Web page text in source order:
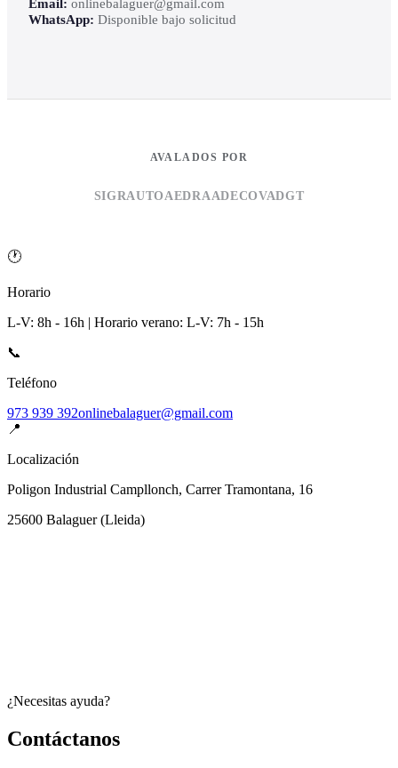
WhatsApp: Disponible bajo solicitud
AVALADOS POR
SIGRAUTOAEDRAADECOVADGT
🕐
Horario
L-V: 8h - 16h | Horario verano: L-V: 7h - 15h
📞
Teléfono
973 939 392onlinebalaguer@gmail.com
📍
Localización
Poligon Industrial Campllonch, Carrer Tramontana, 16
25600 Balaguer(Lleida)
¿Necesitas ayuda?
Contáctanos